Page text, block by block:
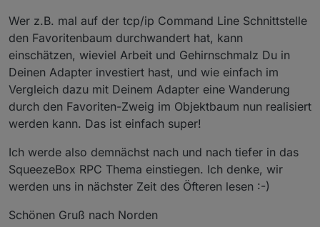
Wer z.B. mal auf der tcp/ip Command Line Schnittstelle
den Favoritenbaum durchwandert hat, kann
einschätzen, wieviel Arbeit und Gehirnschmalz Du in
Deinen Adapter investiert hast, und wie einfach im
Vergleich dazu mit Deinem Adapter eine Wanderung
durch den Favoriten-Zweig im Objektbaum nun realisiert
werden kann. Das ist einfach super!
Ich werde also demnächst nach und nach tiefer in das
SqueezeBox RPC Thema einstiegen. Ich denke, wir
werden uns in nächster Zeit des Öfteren lesen :-)
Schönen Gruß nach Norden